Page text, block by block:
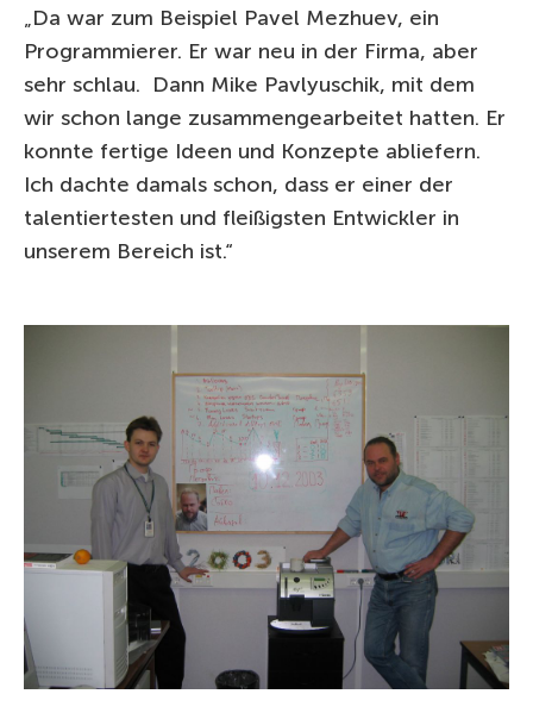
„Da war zum Beispiel Pavel Mezhuev, ein
Programmierer. Er war neu in der Firma, aber
sehr schlau. Dann Mike Pavlyuschik, mit dem
wir schon lange zusammengearbeitet hatten. Er
konnte fertige Ideen und Konzepte abliefern.
Ich dachte damals schon, dass er einer der
talentiertesten und fleißigsten Entwickler in
unserem Bereich ist.“